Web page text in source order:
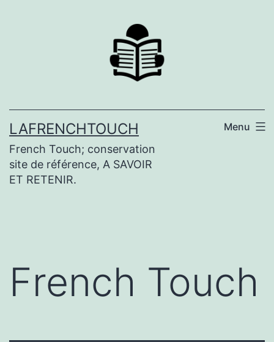
LAFRENCHTOUCH
French Touch; conservation
site de référence, A SAVOIR
ET RETENIR.
Menu
French Touch